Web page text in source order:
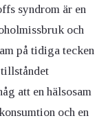
syndrom är en
och
på tidiga tecken
att en hälsosam
och en